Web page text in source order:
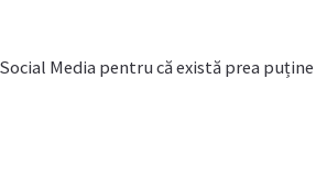
Media pentru că există prea